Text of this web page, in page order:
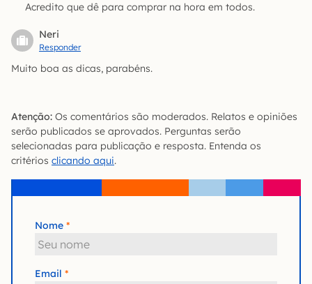
Acredito que dê para comprar na hora em todos.
Neri
Responder
Muito boa as dicas, parabéns.
Atenção: Os comentários são moderados. Relatos e opiniões
serão publicados se aprovados. Perguntas serão
selecionadas para publicação e resposta. Entenda os
critérios clicando aqui.
Nome
Email